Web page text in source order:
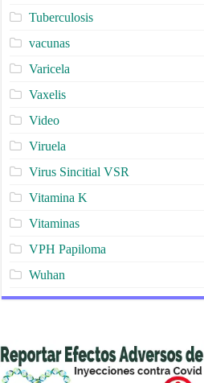
Tuberculosis
vacunas
Varicela
Vaxelis
Video
Viruela
Virus Sincitial VSR
Vitamina K
Vitaminas
VPH Papiloma
Wuhan